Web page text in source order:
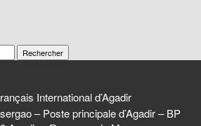
Rechercher
International d’Agadir
– Poste principale d’Agadir – BP